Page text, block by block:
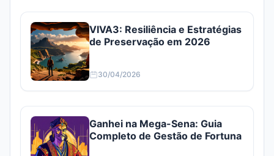
VIVA3: Resiliência e Estratégias
de Preservação em 2026
30/04/2026
Ganhei na Mega-Sena: Guia
Completo de Gestão de Fortuna